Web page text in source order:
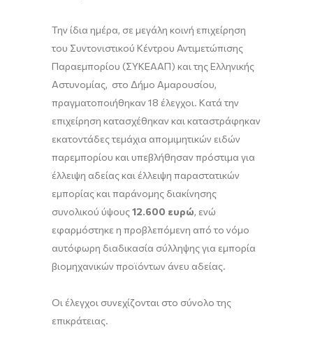
Την ίδια ημέρα, σε μεγάλη κοινή επιχείρηση
του Συντονιστικού Κέντρου Αντιμετώπισης
Παραεμπορίου (ΣΥΚΕΑΑΠ) και της Ελληνικής
Αστυνομίας, στο Δήμο Αμαρουσίου,
πραγματοποιήθηκαν 18 έλεγχοι. Κατά την
επιχείρηση κατασχέθηκαν και καταστράφηκαν
εκατοντάδες τεμάχια απομιμητικών ειδών
παρεμπορίου και υπεβλήθησαν πρόστιμα για
έλλειψη αδείας και έλλειψη παραστατικών
εμπορίας και παράνομης διακίνησης
συνολικού ύψους12.600 ευρώ, ενώ
εφαρμόστηκε η προβλεπόμενη από το νόμο
αυτόφωρη διαδικασία σύλληψης για εμπορία
βιομηχανικών προϊόντων άνευ αδείας.
Οι έλεγχοι συνεχίζονται στο σύνολο της
επικράτειας.